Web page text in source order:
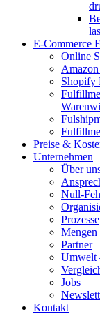
E-Commerce
Online
Shopify
Preise &
Unternehmen
Über
Null-
Prozesse
Partner
Umwelt
Jobs
Kontakt